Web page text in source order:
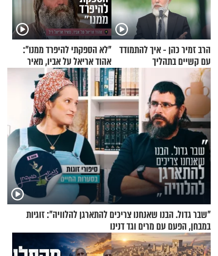
הרב זמיר כהן - איך להתמודד
עם קשיים בתהליך
ההתחזקות?
"לא הספקתי להיפרד ממנו":
אהוד אריאל על אביו, מאיר
אריאל ז"ל
"שבר גדול. הבנו שאנחנו צריכים להתארגן להלוויה": זוגיות
במבחן, הפעם עם מרים וגד דנינו